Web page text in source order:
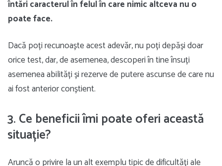
întări caracterul în felul în care nimic altceva nu o
poate face.
Dacă poți recunoaște acest adevăr, nu poți depăși doar
orice test, dar, de asemenea, descoperi în tine însuți
asemenea abilități și rezerve de putere ascunse de care nu
ai fost anterior conștient.
3. Ce beneficii îmi poate oferi această
situație?
Aruncă o privire la un alt exemplu tipic de dificultăți ale